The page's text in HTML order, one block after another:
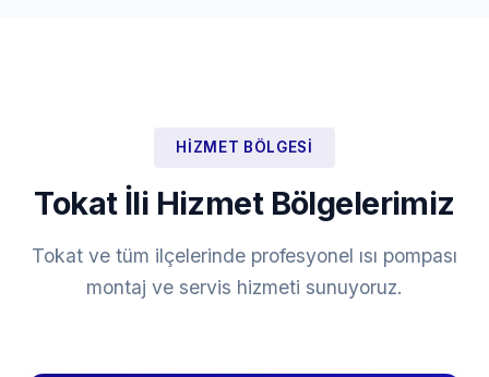
HIZMET BÖLGESI
Tokat İli Hizmet Bölgelerimiz
Tokat ve tüm ilçelerinde profesyonel ısı pompası
montaj ve servis hizmeti sunuyoruz.